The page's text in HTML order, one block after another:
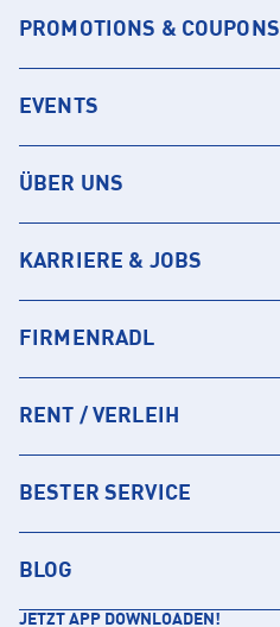
PROMOTIONS & COUPONS
EVENTS
ÜBER UNS
KARRIERE & JOBS
FIRMENRADL
RENT / VERLEIH
BESTER SERVICE
BLOG
JETZT APP DOWNLOADEN!